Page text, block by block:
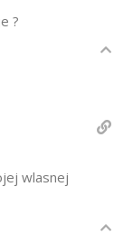
?
wlasnej